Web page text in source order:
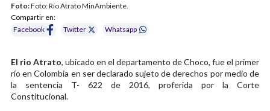
Foto:Foto: Río Atrato MinAmbiente.
Compartir en:
Facebook
Twitter Whatsapp
El rio Atrato, ubicado en el departamento de Choco, fue el primer
río en Colombia en ser declarado sujeto de derechos por medio de
la sentencia T- 622 de 2016, proferida por la Corte
Constitucional.